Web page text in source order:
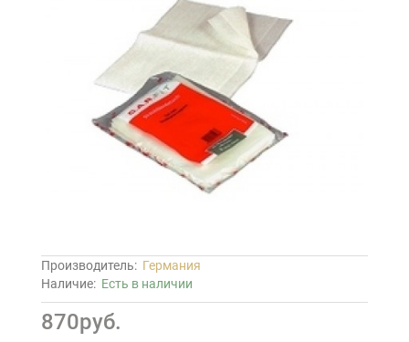
Производитель: Германия
Наличие: Есть в наличии
870руб.